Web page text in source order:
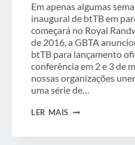
Em apenas algumas
inaugural de btTB em
começará no Royal
de 2016, a GBTA
btTB para lançamento
conferência em 2 e 3 de
nossas organizações
uma série de…
LER MAIS NÚMEROS
COMPRADORES